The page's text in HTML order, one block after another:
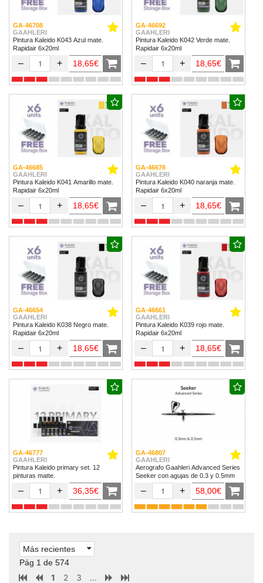
GA-46708
GAAHLERI
Pintura Kaleido K043 Azul mate.
Rapidair 6x20ml
– + 18,65€
GA-46692
GAAHLERI
Pintura Kaleido K042 Verde mate.
Rapidair 6x20ml
– + 18,65€
GA-46685
GAAHLERI
Pintura Kaleido K041 Amarillo mate.
Rapidair 6x20ml
– + 18,65€
GA-46678
GAAHLERI
Pintura Kaleido K040 naranja mate.
Rapidair 6x20ml
– + 18,65€
GA-46654
GAAHLERI
Pintura Kaleido K038 Negro mate.
Rapidair 6x20ml
– + 18,65€
GA-46661
GAAHLERI
Pintura Kaleido K039 rojo mate.
Rapidair 6x20ml
– + 18,65€
GA-46777
GAAHLERI
Pintura Kaleido primary set. 12
pinturas matte.
– + 36,35€
GA-46807
GAAHLERI
Aerografo Gaahleri Advanced Series
Seeker con agujas de 0.3 y 0.5mm
– + 58,00€
Más recientes
Pág 1 de 574
1 2 3 ...